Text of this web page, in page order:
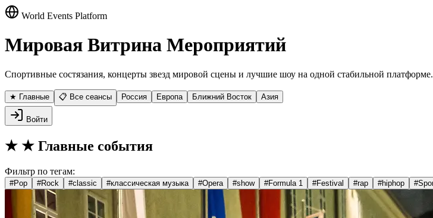
World Events Platform
Мировая Витрина Мероприятий
Спортивные состязания, концерты звезд мировой сцены и лучшие шоу на одной стабильной платформе.
★ Главные 📋 Все сеансы Россия Европа Ближний Восток Азия
Войти
★ ★ Главные события
Фильтр по тегам:
#Pop #Rock #classic #классическая музыка #Opera #show #Formula 1 #Festival #rap #hiphop #